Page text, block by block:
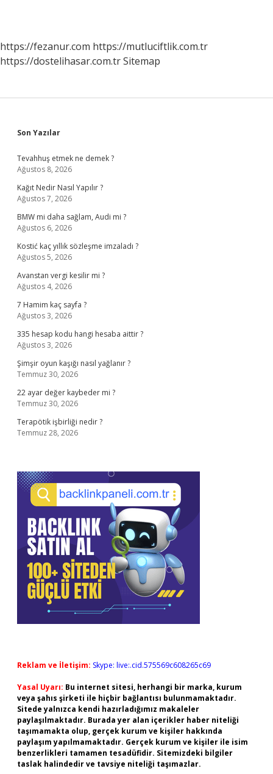
https://fezanur.com https://mutluciftlik.com.tr
https://dostelihasar.com.trSitemap
Sidebar
Son Yazılar
Tevahhuş etmek ne demek ?
Ağustos 8, 2026
Kağıt Nedir Nasıl Yapılır ?
Ağustos 7, 2026
BMW mi daha sağlam, Audi mi ?
Ağustos 6, 2026
Kostić kaç yıllık sözleşme imzaladı ?
Ağustos 5, 2026
Avanstan vergi kesilir mi ?
Ağustos 4, 2026
7 Hamim kaç sayfa ?
Ağustos 3, 2026
335 hesap kodu hangi hesaba aittir ?
Ağustos 3, 2026
Şimşir oyun kaşığı nasıl yağlanır ?
Temmuz 30, 2026
22 ayar değer kaybeder mi ?
Temmuz 30, 2026
Terapötik işbirliği nedir ?
Temmuz 28, 2026
Reklam ve İletişim: Skype: live:.cid.575569c608265c69
Yasal Uyarı: Bu internet sitesi, herhangi bir marka, kurum
veya şahıs şirketi ile hiçbir bağlantısı bulunmamaktadır.
Sitede yalnızca kendi hazırladığımız makaleler
paylaşılmaktadır. Burada yer alan içerikler haber niteliği
taşımamakta olup, gerçek kurum ve kişiler hakkında
paylaşım yapılmamaktadır. Gerçek kurum ve kişiler ile isim
benzerlikleri tamamen tesadüfidir. Sitemizdeki bilgiler
taslak halindedir ve tavsiye niteliği taşımazlar.